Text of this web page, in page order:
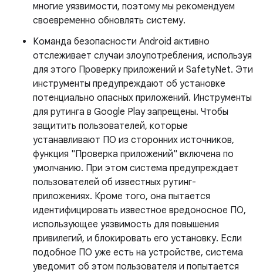
многие уязвимости, поэтому мы рекомендуем
своевременно обновлять систему.
Команда безопасности Android активно
отслеживает случаи злоупотребления, используя
для этого Проверку приложений и SafetyNet. Эти
инструменты предупреждают об установке
потенциально опасных приложений. Инструменты
для рутинга в Google Play запрещены. Чтобы
защитить пользователей, которые
устанавливают ПО из сторонних источников,
функция "Проверка приложений" включена по
умолчанию. При этом система предупреждает
пользователей об известных рутинг-
приложениях. Кроме того, она пытается
идентифицировать известное вредоносное ПО,
использующее уязвимость для повышения
привилегий, и блокировать его установку. Если
подобное ПО уже есть на устройстве, система
уведомит об этом пользователя и попытается